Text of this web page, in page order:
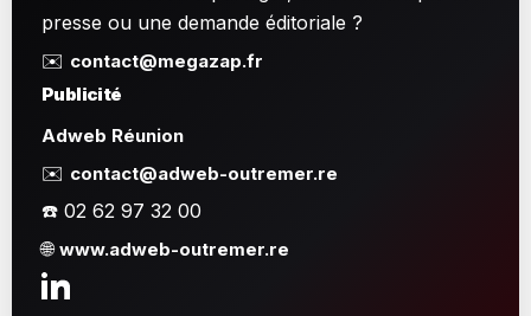
presse ou une demande éditoriale ?
✉️ contact@megazap.fr
Publicité
Adweb Réunion
✉️ contact@adweb-outremer.re
☎️ 02 62 97 32 00
🌐www.adweb-outremer.re